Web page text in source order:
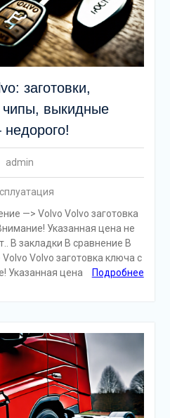
заготовки,
чипы, выкидные
admin
—> Volvo Volvo заготовка
Указанная цена не
В закладки В сравнение В
Volvo заготовка ключа с
Указанная цена
Подробнее